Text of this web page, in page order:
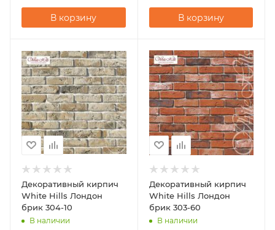
В корзину В корзину
Декоративный кирпич
White Hills Лондон
брик 304-10
В наличии
Декоративный кирпич
White Hills Лондон
брик 303-60
В наличии